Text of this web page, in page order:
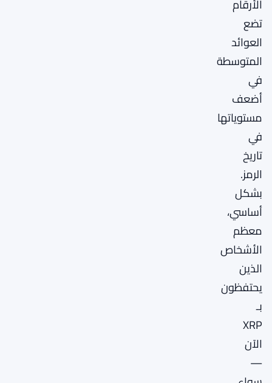
الأرقام
تضع
العوائد
المتوسطة
في
أضعف
مستوياتها
في
تاريخ
الرمز.
بشكل
أساسي،
معظم
الأشخاص
الذين
يحتفظون
بـ
XRP
الآن
—